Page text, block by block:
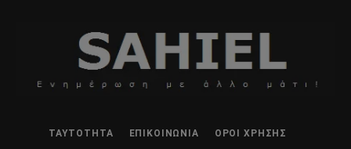
ΤΑΥΤΌΤΗΤΑ ΕΠΙΚΟΙΝΩΝΊΑ ΌΡΟΙ ΧΡΉΣΗΣ